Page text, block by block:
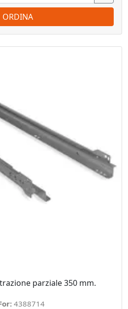
ORDINA
parziale 350 mm.
4388714